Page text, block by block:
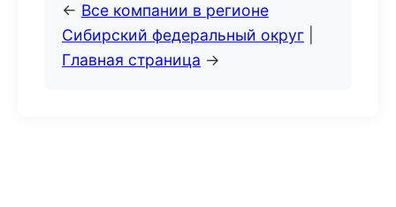
← Все компании в регионе
Сибирский федеральный округ
Главная страница →